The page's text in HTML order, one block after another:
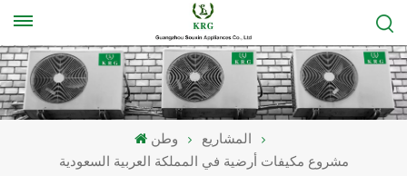
وطن
المشاريع
مشروع مكيفات أرضية في المملكة العربية السعودية